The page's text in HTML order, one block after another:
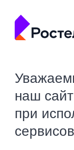
наш
при
сервисов